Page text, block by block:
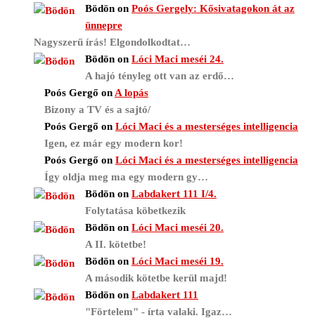
Bödön on Poós Gergely: Kősivatagokon át az
ünnepre
Nagyszerű írás! Elgondolkodtat…
Bödön on Lóci Maci meséi 24.
A hajó tényleg ott van az erdő…
Poós Gergő onA lopás
Bizony a TV és a sajtó/
Poós Gergő on Lóci Maci és a mesterséges intelligencia
Igen, ez már egy modern kor!
Poós Gergő on Lóci Maci és a mesterséges intelligencia
Így oldja meg ma egy modern gy…
Bödön on Labdakert 111 I/4.
Folytatása köbetkezik
Bödön on Lóci Maci meséi 20.
A II. kötetbe!
Bödön on Lóci Maci meséi 19.
A második kötetbe kerül majd!
Bödön on Labdakert 111
"Förtelem" - írta valaki. Igaz…